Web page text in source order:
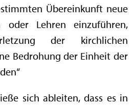
Übereinkunft neue
oder Lehren einzuführen,
der kirchlichen
Bedrohung der Einheit der
sich ableiten, dass es in